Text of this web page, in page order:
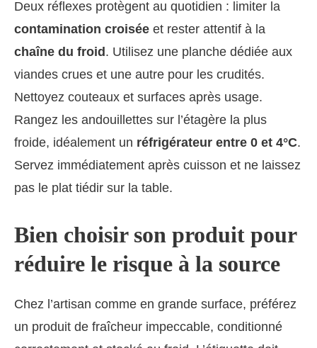
Deux réflexes protègent au quotidien : limiter la
contamination croisée et rester attentif à la
chaîne du froid. Utilisez une planche dédiée aux
viandes crues et une autre pour les crudités.
Nettoyez couteaux et surfaces après usage.
Rangez les andouillettes sur l’étagère la plus
froide, idéalement un réfrigérateur entre 0 et 4°C.
Servez immédiatement après cuisson et ne laissez
pas le plat tiédir sur la table.
Bien choisir son produit pour
réduire le risque à la source
Chez l’artisan comme en grande surface, préférez
un produit de fraîcheur impeccable, conditionné